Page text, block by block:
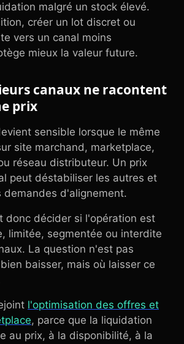
malgré un stock élevé.
créer un lot discret ou
vers un canal moins
mieux la valeur future.
canaux ne racontent
prix
sensible lorsque le même
site marchand, marketplace,
réseau distributeur. Un prix
peut déstabiliser les autres et
demandes d'alignement.
donc décider si l'opération est
limitée, segmentée ou interdite
La question n'est pas
baisser, mais où laisser ce
l'optimisation des offres et
, parce que la liquidation
au prix, à la disponibilité, à la